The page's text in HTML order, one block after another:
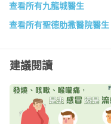
查看所有九龍城醫生
查看所有聖德肋撒醫院醫生
建議閱讀